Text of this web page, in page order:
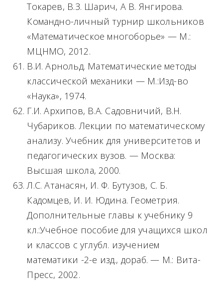
Токарев, В.З. Шарич, А В. Янгирова.
Командно-личный турнир школьников
«Математическое многоборье» — М.:
МЦНМО, 2012.
В.И. Арнольд. Математические методы
классической механики — М.:Изд-во
«Наука», 1974.
Г.И. Архипов, В.А. Садовничий, В.Н.
Чубариков. Лекции по математическому
анализу. Учебник для университетов и
педагогических вузов. — Москва:
Высшая школа, 2000.
Л.С. Атанасян, И. Ф. Бутузов, С. Б.
Кадомцев, И. И. Юдина. Геометрия.
Дополнительные главы к учебнику 9
кл.:Учебное пособие для учащихся школ
и классов с углубл. изучением
математики -2-е изд., дораб. — М.: Вита-
Пресс, 2002.